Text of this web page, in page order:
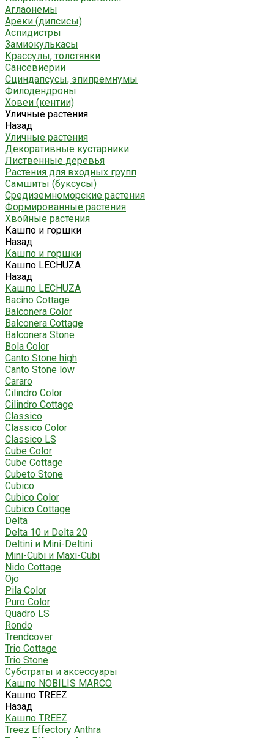
Аглаонемы
Ареки (дипсисы)
Аспидистры
Замиокулькасы
Крассулы, толстянки
Сансевиерии
Сциндапсусы, эпипремнумы
Филодендроны
Ховеи (кентии)
Уличные растения
Назад
Уличные растения
Декоративные кустарники
Лиственные деревья
Растения для входных групп
Самшиты (буксусы)
Средиземноморские растения
Формированные растения
Хвойные растения
Кашпо и горшки
Назад
Кашпо и горшки
Кашпо LECHUZA
Назад
Кашпо LECHUZA
Bacino Cottage
Balconera Color
Balconera Cottage
Balconera Stone
Bola Color
Canto Stone high
Canto Stone low
Cararo
Cilindro Color
Cilindro Cottage
Classico
Classico Color
Classico LS
Cube Color
Cube Cottage
Cubeto Stone
Cubico
Cubico Color
Cubico Cottage
Delta
Delta 10 и Delta 20
Deltini и Mini-Deltini
Mini-Cubi и Maxi-Cubi
Nido Cottage
Ojo
Pila Color
Puro Color
Quadro LS
Rondo
Trendcover
Trio Cottage
Trio Stone
Субстраты и аксессуары
Кашпо NOBILIS MARCO
Кашпо TREEZ
Назад
Кашпо TREEZ
Treez Effectory Anthra